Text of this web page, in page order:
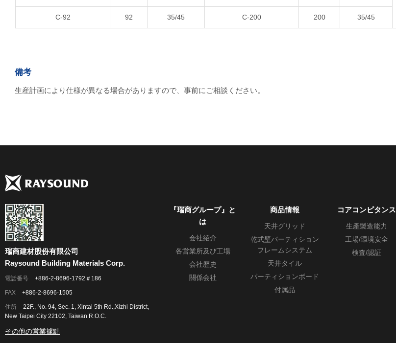
C-92 92 35/45 C-200 200 35/45
備考
生産計画により仕様が異なる場合がありますので、事前にご相談ください。
瑞商建材股份有限公司
Raysound Building Materials Corp.
電話番号 +886-2-8696-1792＃186
FAX +886-2-8696-1505
住所
22F., No. 94, Sec. 1, Xintai 5th Rd.,Xizhi District,
New Taipei City 22102, Taiwan R.O.C.
その他の営業據點
『瑞商グループ』と
は
会社紹介
各営業所及び工場
会社歴史
關係会社
商品情報
天井グリッド
乾式壁パーティション
フレームシステム
天井タイル
パーティションボード
付属品
コアコンピタンス
生產製造能力
工場/環境安全
検査/認証